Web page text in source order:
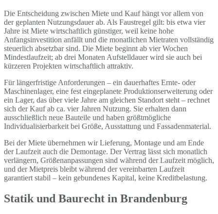
Die Entscheidung zwischen Miete und Kauf hängt vor allem von
der geplanten Nutzungsdauer ab. Als Faustregel gilt: bis etwa vier
Jahre ist Miete wirtschaftlich günstiger, weil keine hohe
Anfangsinvestition anfällt und die monatlichen Mietraten vollständig
steuerlich absetzbar sind. Die Miete beginnt ab vier Wochen
Mindestlaufzeit; ab drei Monaten Aufstelldauer wird sie auch bei
kürzeren Projekten wirtschaftlich attraktiv.
Für längerfristige Anforderungen – ein dauerhaftes Ernte- oder
Maschinenlager, eine fest eingeplanete Produktionserweiterung oder
ein Lager, das über viele Jahre am gleichen Standort steht – rechnet
sich der Kauf ab ca. vier Jahren Nutzung. Sie erhalten dann
ausschließlich neue Bauteile und haben größtmögliche
Individualisierbarkeit bei Größe, Ausstattung und Fassadenmaterial.
Bei der Miete übernehmen wir Lieferung, Montage und am Ende
der Laufzeit auch die Demontage. Der Vertrag lässt sich monatlich
verlängern, Größenanpassungen sind während der Laufzeit möglich,
und der Mietpreis bleibt während der vereinbarten Laufzeit
garantiert stabil – kein gebundenes Kapital, keine Kreditbelastung.
Statik und Baurecht in Brandenburg